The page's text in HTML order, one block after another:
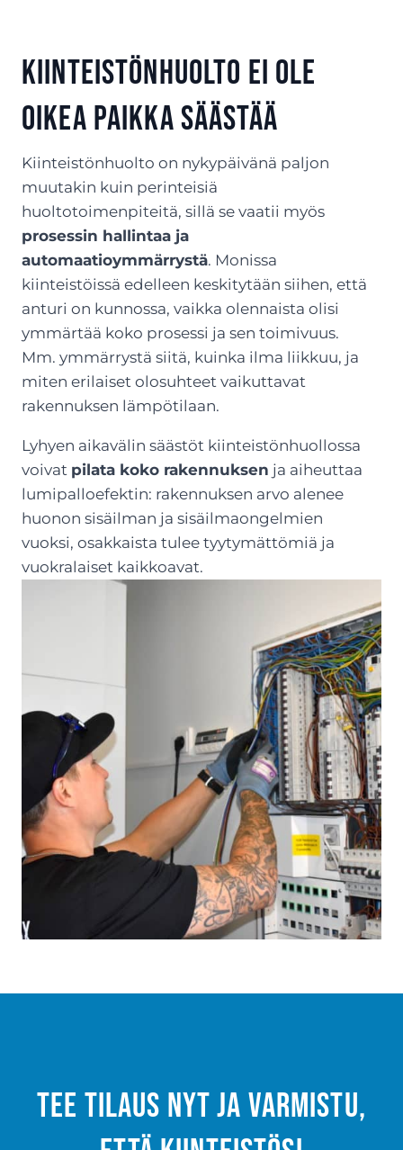
Kiinteistönhuolto ei ole
oikea paikka säästää
Kiinteistönhuolto on nykypäivänä paljon
muutakin kuin perinteisiä
huoltotoimenpiteitä, sillä se vaatii myös
prosessin hallintaa ja
automaatioymmärrystä. Monissa
kiinteistöissä edelleen keskitytään siihen, että
anturi on kunnossa, vaikka olennaista olisi
ymmärtää koko prosessi ja sen toimivuus.
Mm. ymmärrystä siitä, kuinka ilma liikkuu, ja
miten erilaiset olosuhteet vaikuttavat
rakennuksen lämpötilaan.
Lyhyen aikavälin säästöt kiinteistönhuollossa
voivat pilata koko rakennuksen ja aiheuttaa
lumipalloefektin: rakennuksen arvo alenee
huonon sisäilman ja sisäilmaongelmien
vuoksi, osakkaista tulee tyytymättömiä ja
vuokralaiset kaikkoavat.
Tee tilaus nyt ja varmistu,